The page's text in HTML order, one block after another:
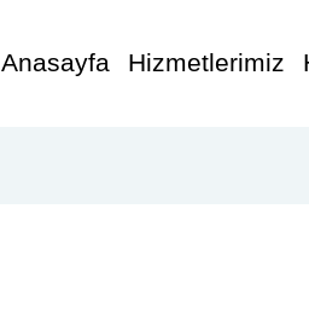
Anasayfa Hizmetlerimiz